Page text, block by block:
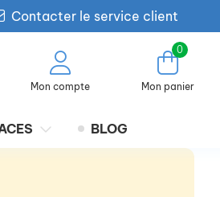
Contacter le service client
Mon compte
0
Mon panier
BLOG